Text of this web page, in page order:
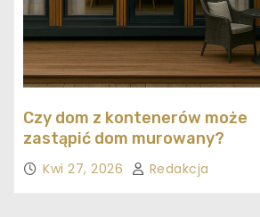
Czy dom z kontenerów może
zastąpić dom murowany?
Kwi 27, 2026 Redakcja